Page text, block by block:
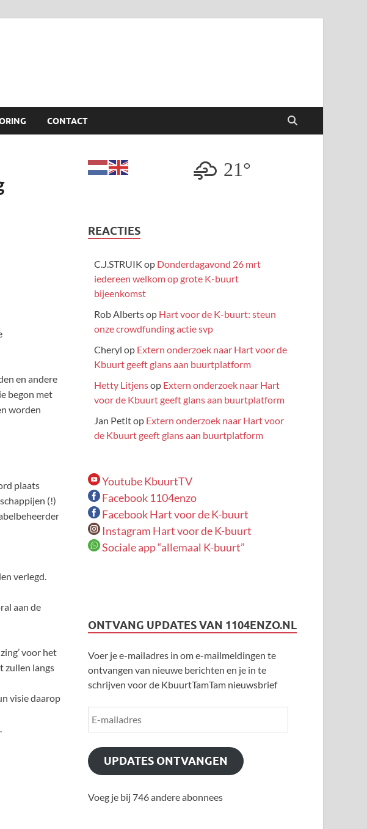
CONTACT
en andere
begon met
worden
plaats
(!)
verlegd.
aan de
voor het
zullen langs
visie daarop
21°
REACTIES
C.J.STRUIK op Donderdagavond 26 mrt
iedereen welkom op grote K-buurt
bijeenkomst
Rob Albertsop Hart voor de K-buurt: steun
onze crowdfunding actie svp
Cheryl op Extern onderzoek naar Hart voor de
Kbuurt geeft glans aan buurtplatform
Hetty Litjensop Extern onderzoek naar Hart
voor de Kbuurt geeft glans aan buurtplatform
Jan Petitop Extern onderzoek naar Hart voor
de Kbuurt geeft glans aan buurtplatform
Youtube KbuurtTV
Facebook 1104enzo
Facebook Hart voor de K-buurt
Instagram Hart voor de K-buurt
Sociale app “allemaal K-buurt”
ONTVANG UPDATES VAN 1104ENZO.NL
Voer je e-mailadres in om e-mailmeldingen te
ontvangen van nieuwe berichten en je in te
schrijven voor de KbuurtTamTam nieuwsbrief
UPDATES ONTVANGEN
Voeg je bij 746 andere abonnees